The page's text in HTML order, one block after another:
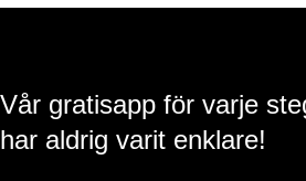
Vår gratisapp för varje
har aldrig varit enklare!